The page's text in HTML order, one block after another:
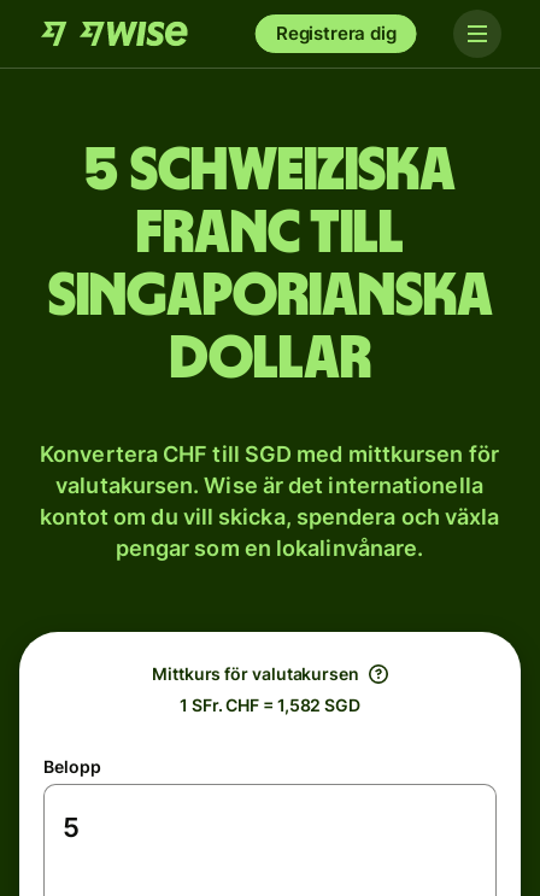
Registrera dig
5 schweiziska
franc till
singaporianska
dollar
Konvertera CHF till SGD med mittkursen för
valutakursen. Wise är det internationella
kontot om du vill skicka, spendera och växla
pengar som en lokalinvånare.
Mittkurs för valutakursen
1 SFr. CHF = 1,582 SGD
Belopp